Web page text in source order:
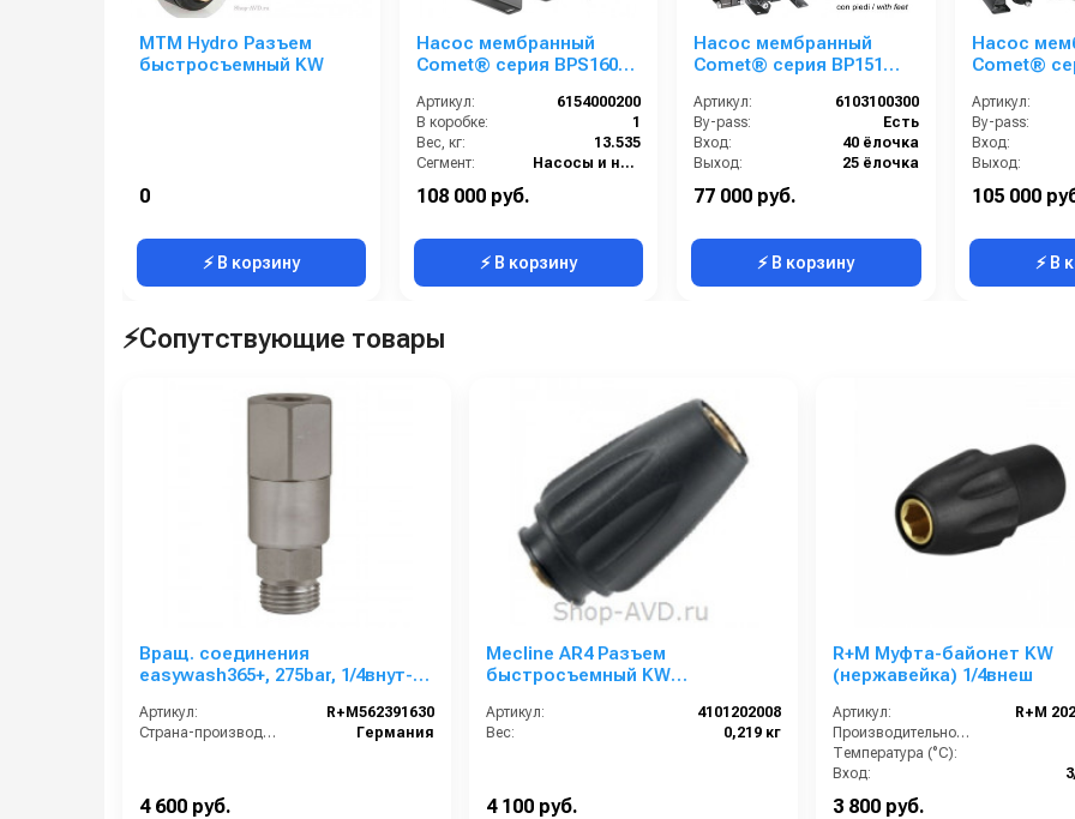
MTM Hydro Разъем
быстросъемный KW
0
⚡ В корзину
Насос мембранный
Comet® серия ВPS160
ВОМ 13/8
Артикул:
6154000200
В коробке:
1
Вес, кг:
13.535
Сегмент:
Насосы и насосные станции
108 000 руб.
⚡ В корзину
Насос мембранный
Comet® серия ВP151
ВОМ 13/8
Артикул:
6103100300
By-pass:
Есть
Вход:
40 ёлочка
Выход:
25 ёлочка
Производительность (л/мин):
77 000 руб.
⚡ В корзину
Насос
Comet®
ВОМ 13/8
Артикул:
By-pass:
Вход:
Выход:
Производительность (л/мин):
105 000
⚡ В
⚡Сопутствующие товары
Вращ. соединения
easywash365+, 275bar, 1/4внут-
Артикул:
R+M562391630
Страна-производитель:
Германия
4 600 руб.
Mecline AR4 Разъем
быстросъемный KW
Артикул:
4101202008
Вес:
0,219 кг
4 100 руб.
R+M Муфта-байонет KW
(нержавейка) 1/4внеш
Артикул:
R+M
Производительность (л/мин):
Температура (°C):
Вход:
3 800 руб.